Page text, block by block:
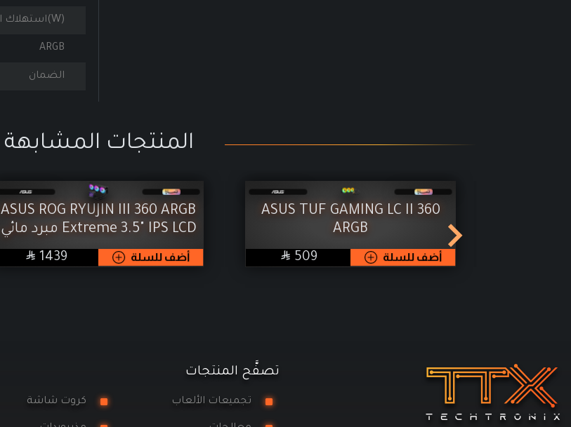
(W)استهلاك الطاقة
ARGB
الضمان
المنتجات المشابهة
ASUS TUF GAMING LC II 360
ARGB
أضف للسلة  SAR
509
ASUS ROG RYUJIN III 360 ARGB
Extreme 3.5" IPS LCD مبرد مائي
أضف للسلة  SAR
1439
تصفَّح المنتجات
تجميعات الألعاب كروت شاشة